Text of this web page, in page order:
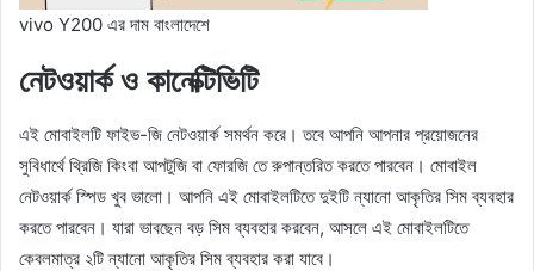
vivo Y200 এর দাম বাংলাদেশে
নেটওয়ার্ক ও কানেক্টিভিটি
এই মোবাইলটি ফাইভ-জি নেটওয়ার্ক সমর্থন করে। তবে আপনি আপনার প্রয়োজনের
সুবিধার্থে থ্রিজি কিংবা আপটুজি বা ফোরজি তে রুপান্তরিত করতে পারবেন। মোবাইল
নেটওয়ার্ক স্পিড খুব ভালো। আপনি এই মোবাইলটিতে দুইটি ন্যানো আকৃতির সিম ব্যবহার
করতে পারবেন। যারা ভাবছেন বড় সিম ব্যবহার করবেন, আসলে এই মোবাইলটিতে
কেবলমাত্র ২টি ন্যানো আকৃতির সিম ব্যবহার করা যাবে।